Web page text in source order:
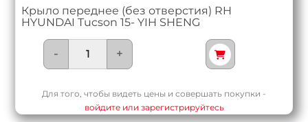
Крыло переднее (без отверстия) RH
HYUNDAI Tucson 15- YIH SHENG
- +
Для того, чтобы видеть цены и совершать покупки -
войдите или зарегистрируйтесь